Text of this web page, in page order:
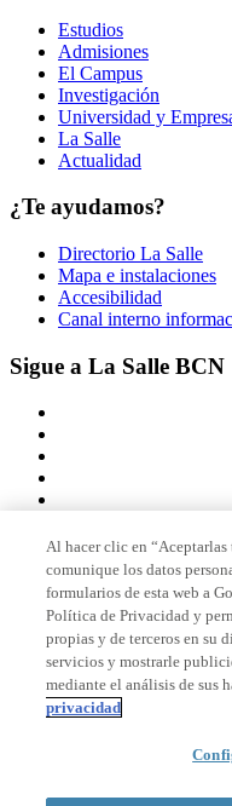
Estudios
Admisiones
El Campus
Investigación
Universidad y
La Salle
Actualidad
¿Te ayudamos?
Directorio La Salle
Mapa e instalaciones
Accesibilidad
Canal interno
Sigue a La Salle BCN
Miembro de
Acreditaciones
© 2026 La Salle Campus
Al hacer clic en “Aceptarlas
comunique los datos
formularios de esta web a
Política de Privacidad y
propias y de terceros en su
servicios y mostrarle
mediante el análisis de sus
privacidad